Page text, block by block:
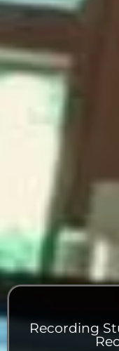
Recording